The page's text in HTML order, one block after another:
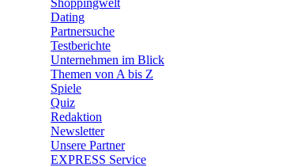
Shoppingwelt
Dating
Partnersuche
Testberichte
Unternehmen im Blick
Themen von A bis Z
Spiele
Quiz
Redaktion
Newsletter
Unsere Partner
EXPRESS Service